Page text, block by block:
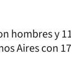
hombres y
Aires con